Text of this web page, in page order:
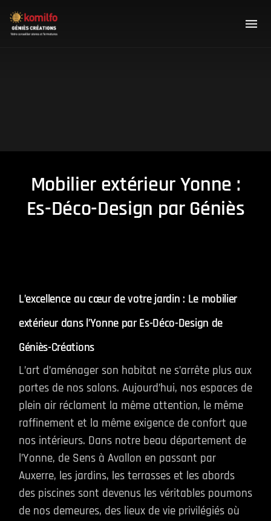
Mobilier extérieur Yonne :
Es-Déco-Design par Géniès
L’excellence au cœur de votre jardin : Le mobilier
extérieur dans l’Yonne par Es-Déco-Design de
Géniès-Créations
L’art d’aménager son habitat ne s’arrête plus aux
portes de nos salons. Aujourd’hui, nos espaces de
plein air réclament la même attention, le même
raffinement et la même exigence de confort que
nos intérieurs. Dans notre beau département de
l’Yonne, de Sens à Avallon en passant par
Auxerre, les jardins, les terrasses et les abords
des piscines sont devenus les véritables poumons
de nos demeures, des lieux de vie privilégiés où